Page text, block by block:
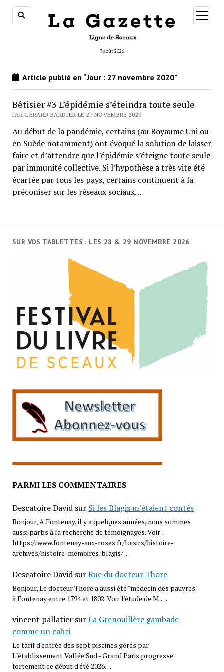
7 août 2026
ouvrir
menu
SUR VOS TABLETTES : LES 28 & 29 NOVEMBRE 2026
PARMI LES COMMENTAIRES
Descatoire Davidsur Si les Blagis m’étaient contés
Bonjour, A Fontenay, il y a quelques années, nous sommes
aussi partis à la recherche de témoignages. Voir :
https://www.fontenay-aux-roses.fr/loisirs/histoire-
archives/histoire-memoires-blagis/…
Descatoire DavidsurRue du docteur Thore
Bonjour, Le docteur Thore a aussi été "médecin des pauvres"
à Fontenay entre 1794 et 1802. Voir l'étude de M.…
vincent pallatiersurLa Grenouillère gambade
comme un cabri
Le tarif d'entrée des sept piscines gérés par
L''établissement Vallée Sud - Grand Paris progresse
fortement ce début d'été 2026…
Article publié en “Jour : 27 novembre 2020”
Bêtisier #3 L’épidémie s’éteindra toute seule
PAR GÉRARD BARDIER LE 27 NOVEMBRE 2020
Au début de la pandémie, certains (au Royaume Uni ou
en Suède notamment) ont évoqué la solution de laisser
faire et d’attendre que l’épidémie s’éteigne toute seule
par immunité collective. Si l’hypothèse a très vite été
écartée par tous les pays, certains continuent à la
préconiser sur les réseaux sociaux…